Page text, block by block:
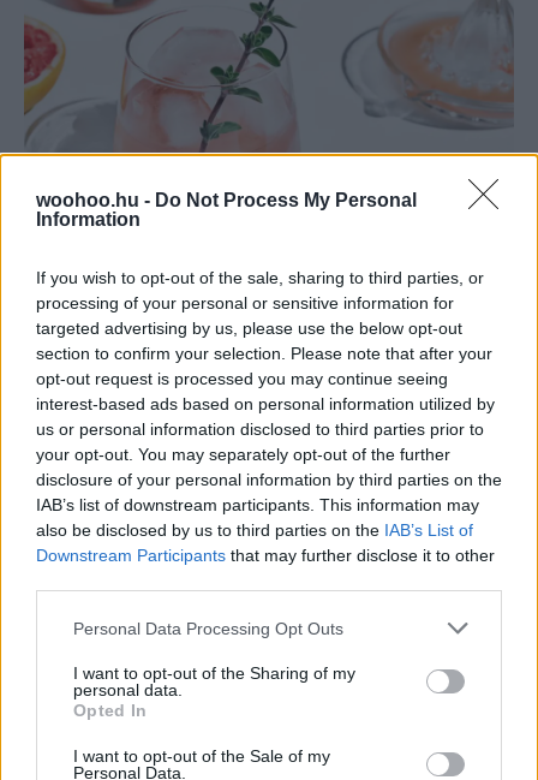
woohoo.hu - Do Not Process My Personal
Information
If you wish to opt-out of the sale, sharing to third parties, or
processing of your personal or sensitive information for
targeted advertising by us, please use the below opt-out
section to confirm your selection. Please note that after your
opt-out request is processed you may continue seeing
interest-based ads based on personal information utilized by
us or personal information disclosed to third parties prior to
your opt-out. You may separately opt-out of the further
disclosure of your personal information by third parties on the
IAB’s list of downstream participants. This information may
also be disclosed by us to third parties on the IAB’s List of
Downstream Participants that may further disclose it to other
Please note that this website/app uses one or more Google
not limited to your visit or usage behaviour. You may click to
grant or deny consent to Google and its third-party tags to
use your data for below specified purposes in below Google
consent section.
Personal Data Processing Opt Outs
I want to opt-out of the Sharing of my
personal data.
Opted In
I want to opt-out of the Sale of my
Personal Data.
Balogh Mia-BODY&WELLNESS
Pezsdítsd fel a nyarat: 3 szuper gin tonic
recept, amit imádni fogsz!
Van kedved egy estére mixerré változni, és keverni egy
frissítő nyári italt? Akkor a következő 3 szuper gin
tonic recept neked szól! Pezsdítsd fel a nyarat ezekkel,
bónuszként pedig söpörd be a dicséreteket a párodtól
vagy a barátaidtól.